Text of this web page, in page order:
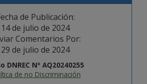
de Publicación:
14 de julio de 2024
Comentarios Por:
29 de julio de 2024
DNREC Nº AQ20240255
de no Discriminación